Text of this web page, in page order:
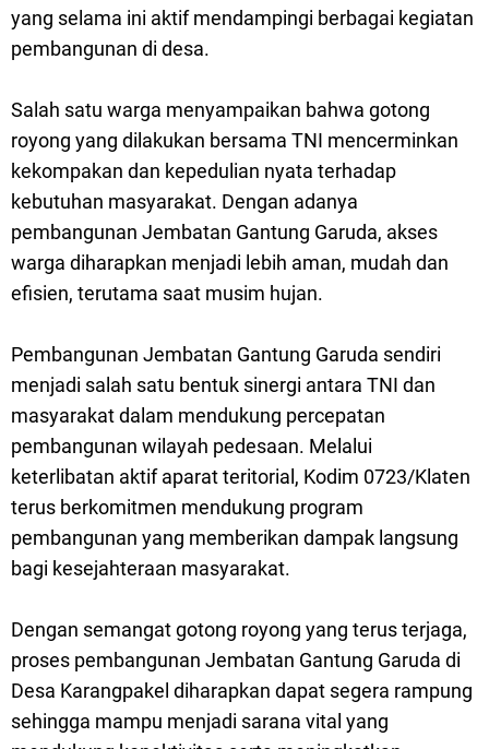
yang selama ini aktif mendampingi berbagai kegiatan
pembangunan di desa.
Salah satu warga menyampaikan bahwa gotong
royong yang dilakukan bersama TNI mencerminkan
kekompakan dan kepedulian nyata terhadap
kebutuhan masyarakat. Dengan adanya
pembangunan Jembatan Gantung Garuda, akses
warga diharapkan menjadi lebih aman, mudah dan
efisien, terutama saat musim hujan.
Pembangunan Jembatan Gantung Garuda sendiri
menjadi salah satu bentuk sinergi antara TNI dan
masyarakat dalam mendukung percepatan
pembangunan wilayah pedesaan. Melalui
keterlibatan aktif aparat teritorial, Kodim 0723/Klaten
terus berkomitmen mendukung program
pembangunan yang memberikan dampak langsung
bagi kesejahteraan masyarakat.
Dengan semangat gotong royong yang terus terjaga,
proses pembangunan Jembatan Gantung Garuda di
Desa Karangpakel diharapkan dapat segera rampung
sehingga mampu menjadi sarana vital yang